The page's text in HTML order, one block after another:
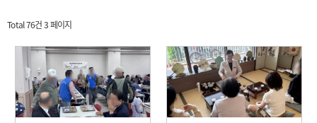
Total 76건3 페이지